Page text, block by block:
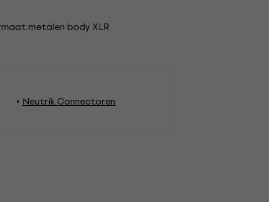
metalen body XLR
Neutrik Connectoren